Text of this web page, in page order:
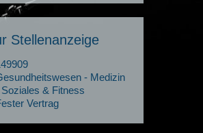
Stellenanzeige
- Medizin
& Fitness
Vertrag